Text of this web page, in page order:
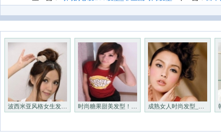
波西米亚风格女生发型_非主流 时尚糖果甜美发型！_非主流发 成熟女人时尚发型_非主流发型